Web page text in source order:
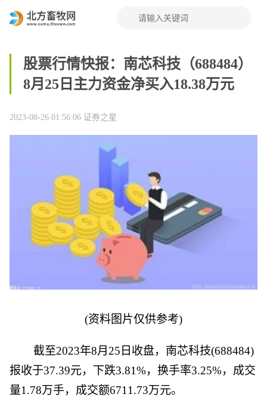
股票行情快报：南芯科技（688484）
8月25日主力资金净买入18.38万元
2023-08-26 01:56:06 证券之星
(资料图片仅供参考)
截至2023年8月25日收盘，南芯科技(688484)
报收于37.39元，下跌3.81%，换手率3.25%，成交
量1.78万手，成交额6711.73万元。